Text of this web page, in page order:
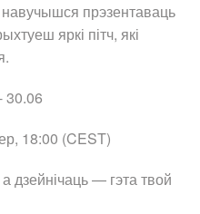
прэзентаваць
яркі пітч, які
30.06
18:00 (CEST)
дзейнічаць — гэта твой